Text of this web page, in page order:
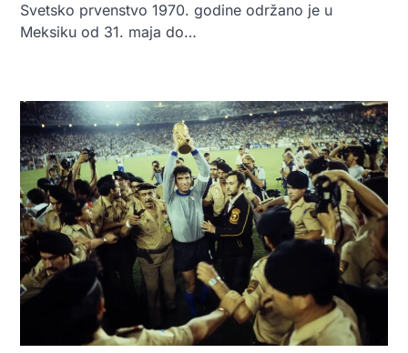
Svetsko prvenstvo 1970. godine održano je u
Meksiku od 31. maja do…